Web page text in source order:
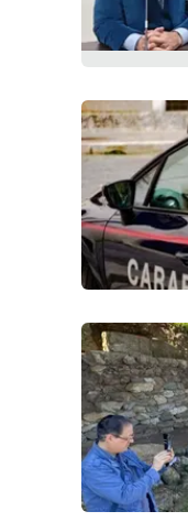
Rubriche
Good Morning Vietnam
Parchi Marini Calabria
Leggendo Alvaro insieme
Imprese Di Calabria
Le perfidie di Antonella Grippo
Venti di comunicazione
Streaming